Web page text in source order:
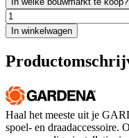
In winkelwagen
Haal het meeste uit je
spoel- en draadaccessoire.